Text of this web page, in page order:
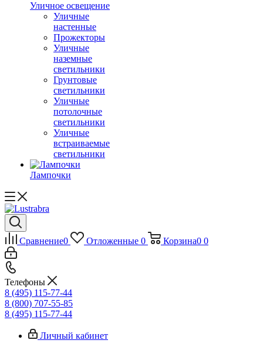
Уличное освещение
Уличные
настенные
Прожекторы
Уличные
наземные
светильники
Грунтовые
светильники
Уличные
потолочные
светильники
Уличные
встраиваемые
светильники
Лампочки
Сравнение0 Отложенные 0 Корзина0 0
Телефоны
8 (495) 115-77-44
8 (800) 707-55-85
8 (495) 115-77-44
Личный кабинет